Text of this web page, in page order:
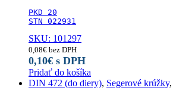
PKD 20
STN 022931
SKU: 101297
0,08€ bez DPH
0,10€ s DPH
Pridať do košíka
DIN 472 (do diery), Segerové krúžky,